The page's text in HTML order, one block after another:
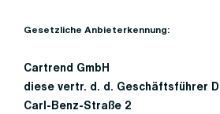
Gesetzliche Anbieterkennung:
Cartrend GmbH
diese vertr. d. d. Geschäftsführer
Carl-Benz-Straße 2